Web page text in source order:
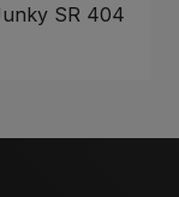
SR 404